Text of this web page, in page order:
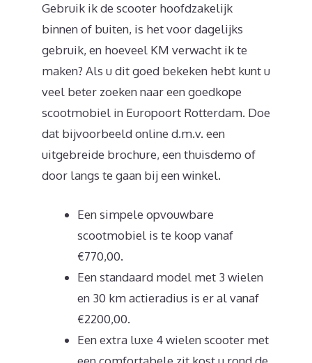
Gebruik ik de scooter hoofdzakelijk
binnen of buiten, is het voor dagelijks
gebruik, en hoeveel KM verwacht ik te
maken? Als u dit goed bekeken hebt kunt u
veel beter zoeken naar een goedkope
scootmobiel in Europoort Rotterdam. Doe
dat bijvoorbeeld online d.m.v. een
uitgebreide brochure, een thuisdemo of
door langs te gaan bij een winkel.
Een simpele opvouwbare
scootmobiel is te koop vanaf
€770,00.
Een standaard model met 3 wielen
en 30 km actieradius is er al vanaf
€2200,00.
Een extra luxe 4 wielen scooter met